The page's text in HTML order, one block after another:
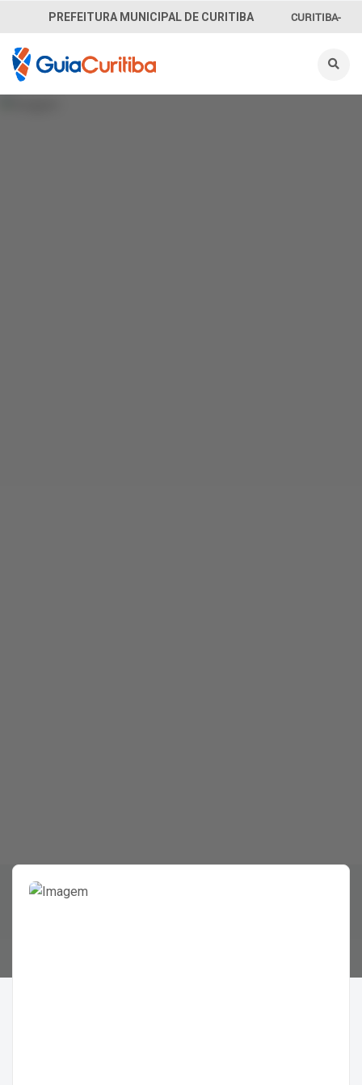
PREFEITURA MUNICIPAL DE CURITIBA CURITIBA-